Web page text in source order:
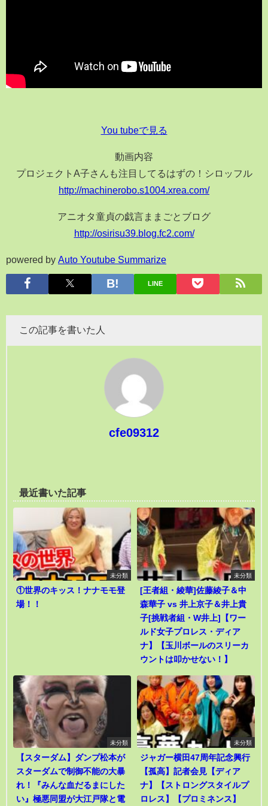
You tubeで見る
動画内容
プロジェクトA子さんも注目してるはずの！シロッフル
http://machinerobo.s1004.xrea.com/
アニオタ童貞の戯言ままごとブログ
http://osirisu39.blog.fc2.com/
powered by Auto Youtube Summarize
LINE
この記事を書いた人
cfe09312
最近書いた記事
未分類
①世界のキッス！ナナモモ登
場！！
未分類
[王者組・綾華]佐藤綾子＆中
森華子 vs 井上京子＆井上貴
子[挑戦者組・W井上]【ワー
ルド女子プロレス・ディア
ナ】【玉川ボールのスリーカ
ウントは叩かせない！】
未分類
【スターダム】ダンプ松本が
スターダムで制御不能の大暴
れ！『みんな血だるまにした
い』極悪同盟が大江戸隊と電
未分類
ジャガー横田47周年記念興行
【孤高】記者会見【ディア
ナ】【ストロングスタイルプ
ロレス】【プロミネンス】